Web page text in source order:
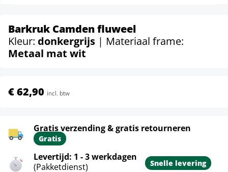
Barkruk Camden fluweel
Kleur: donkergrijs | Materiaal frame:
Metaal mat wit
€ 62,90 incl. btw
Gratis verzending & gratis retourneren
Gratis
Levertijd: 1 - 3 werkdagen
(Pakketdienst)
Snelle levering